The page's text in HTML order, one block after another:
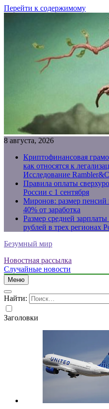
Перейти к содержимому
8 августа, 2026
Криптофинансовая
как относятся к
Исследование
Правила оплаты
России с 1 сентября
Миронов: размер пенсий
40% от заработка
Размер средней
рублей в трех регионах
Безумный мир
Новостная рассылка
Случайные новости
Меню
Найти:
Заголовки